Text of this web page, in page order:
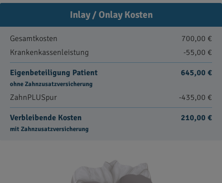
Inlay / Onlay Kosten
Gesamtkosten
700,00 €
Krankenkassenleistung
-55,00 €
Eigenbeteiligung Patient
ohne Zahnzusatzversicherung
645,00 €
ZahnPLUSpur -435,00 €
Verbleibende Kosten
mit Zahnzusatzversicherung
210,00 €